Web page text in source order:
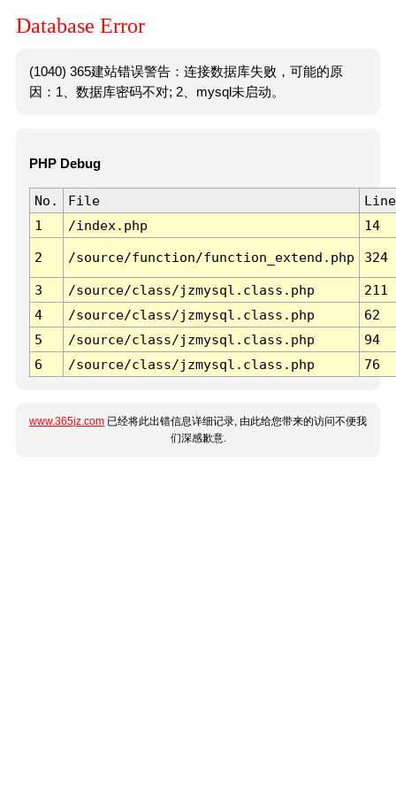
Database Error
(1040) 365建站错误警告：连接数据库失败，可能的原
因：1、数据库密码不对; 2、mysql未启动。
PHP Debug
No. File
Line
1
/index.php 14
2 /source/function/function_extend.php 324
3 /source/class/jzmysql.class.php
211
4
/source/class/jzmysql.class.php
62
5
/source/class/jzmysql.class.php
94
6
/source/class/jzmysql.class.php 76
www.365jz.com 已经将此出错信息详细记录, 由此给您带来的访问不便我
们深感歉意.